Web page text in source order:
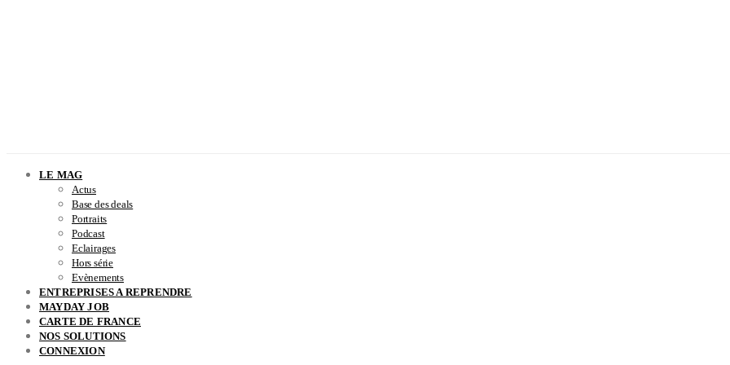
LE MAG
Actus
Base des deals
Portraits
Podcast
Eclairages
Hors série
Evènements
ENTREPRISES A REPRENDRE
MAYDAY JOB
CARTE DE FRANCE
NOS SOLUTIONS
CONNEXION